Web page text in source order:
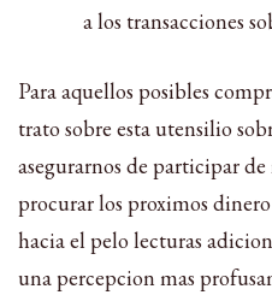
a los transacciones
Para aquellos posibles
trato sobre esta utensilio
asegurarnos de participar
procurar los proximos
hacia el pelo lecturas
una percepcion mas